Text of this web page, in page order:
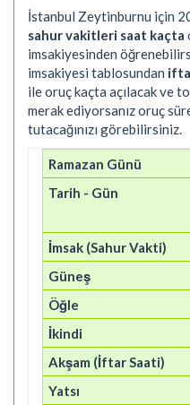
İstanbul Zeytinburnu için
sahur vakitleri saat kaçta
imsakiyesinden
imsakiyesi tablosundan
ile oruç kaçta açılacak ve
merak ediyorsanız oruç
tutacağınızı görebilirsiniz.